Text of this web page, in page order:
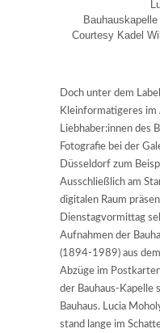
Courtesy Kadel
Doch unter dem
Kleinformatigeres im
Liebhaber:innen des
Fotografie bei der
Düsseldorf zum
Ausschließlich am
digitalen Raum
Dienstagvormittag
Aufnahmen der
(1894-1989) aus
Abzüge im
der Bauhaus-Kapelle
Bauhaus. Lucia
stand lange im